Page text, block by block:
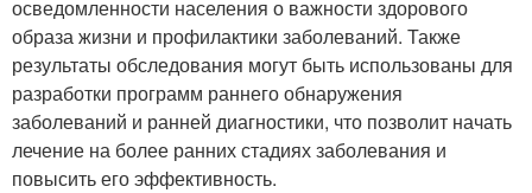
осведомленности населения о важности здорового
образа жизни и профилактики заболеваний. Также
результаты обследования могут быть использованы для
разработки программ раннего обнаружения
заболеваний и ранней диагностики, что позволит начать
лечение на более ранних стадиях заболевания и
повысить его эффективность.